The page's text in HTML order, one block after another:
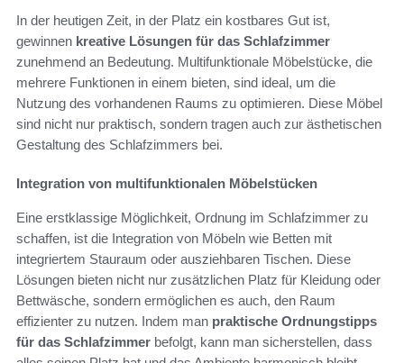
In der heutigen Zeit, in der Platz ein kostbares Gut ist,
gewinnen kreative Lösungen für das Schlafzimmer
zunehmend an Bedeutung. Multifunktionale Möbelstücke, die
mehrere Funktionen in einem bieten, sind ideal, um die
Nutzung des vorhandenen Raums zu optimieren. Diese Möbel
sind nicht nur praktisch, sondern tragen auch zur ästhetischen
Gestaltung des Schlafzimmers bei.
Integration von multifunktionalen Möbelstücken
Eine erstklassige Möglichkeit, Ordnung im Schlafzimmer zu
schaffen, ist die Integration von Möbeln wie Betten mit
integriertem Stauraum oder ausziehbaren Tischen. Diese
Lösungen bieten nicht nur zusätzlichen Platz für Kleidung oder
Bettwäsche, sondern ermöglichen es auch, den Raum
effizienter zu nutzen. Indem man praktische Ordnungstipps
für das Schlafzimmer befolgt, kann man sicherstellen, dass